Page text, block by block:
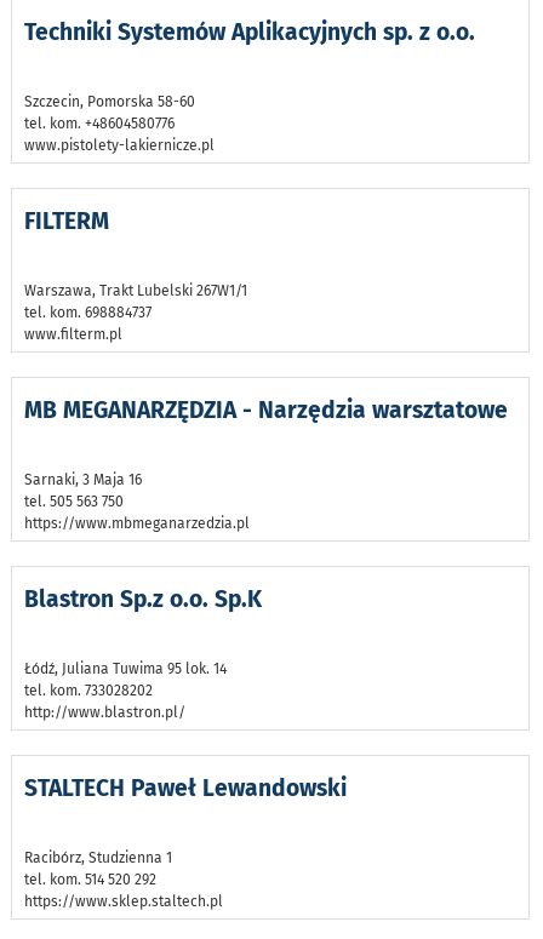
Techniki Systemów Aplikacyjnych sp. z o.o.
Szczecin, Pomorska 58-60
tel. kom. +48604580776
www.pistolety-lakiernicze.pl
FILTERM
Warszawa, Trakt Lubelski 267W1/1
tel. kom. 698884737
www.filterm.pl
MB MEGANARZĘDZIA - Narzędzia warsztatowe
Sarnaki, 3 Maja 16
tel. 505 563 750
https://www.mbmeganarzedzia.pl
Blastron Sp.z o.o. Sp.K
Łódź, Juliana Tuwima 95 lok. 14
tel. kom. 733028202
http://www.blastron.pl/
STALTECH Paweł Lewandowski
Racibórz, Studzienna 1
tel. kom. 514 520 292
https://www.sklep.staltech.pl